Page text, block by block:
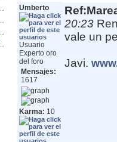
Umberto
Usuario
Experto oro
del foro
Mensajes:
1617
Karma: 10
20:23
vale un
Javi.